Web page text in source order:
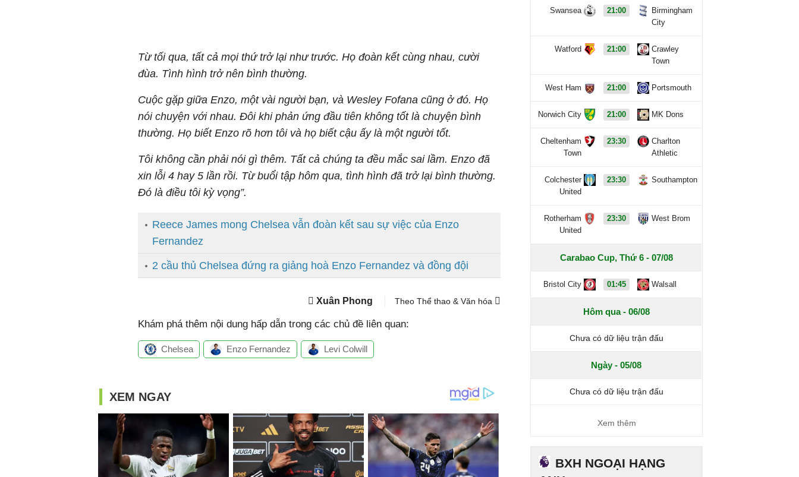
Từ tối qua, tất cả mọi thứ trở lại như trước. Họ đoàn kết cùng nhau, cười
đùa. Tình hình trở nên bình thường.
Cuộc gặp giữa Enzo, một vài người bạn, và Wesley Fofana cũng ở đó. Họ
nói chuyện với nhau. Đôi khi phản ứng đầu tiên không tốt là chuyện bình
thường. Họ biết Enzo rõ hơn tôi và họ biết cậu ấy là một người tốt.
Tôi không cần phải nói gì thêm. Tất cả chúng ta đều mắc sai lầm. Enzo đã
xin lỗi 4 hay 5 lần rồi. Từ buổi tập hôm qua, tình hình đã trở lại bình thường.
Đó là điều tôi kỳ vọng”.
Reece James mong Chelsea vẫn đoàn kết sau sự việc của Enzo
Fernandez
2 cầu thủ Chelsea đứng ra giảng hoà Enzo Fernandez và đồng đội
Xuân Phong Theo Thể thao & Văn hóa
Khám phá thêm nội dung hấp dẫn trong các chủ đề liên quan:
Chelsea Enzo Fernandez Levi Colwill
Swansea 21:00
Birmingham
City
Watford 21:00
Crawley
Town
West Ham 21:00 Portsmouth
Norwich City 21:00 MK Dons
Cheltenham
Town
23:30
Charlton
Athletic
Colchester
United
23:30 Southampton
Rotherham
United
23:30 West Brom
Carabao Cup, Thứ 6 - 07/08
Bristol City 01:45 Walsall
Hôm qua - 06/08
Chưa có dữ liệu trận đấu
Ngày - 05/08
Chưa có dữ liệu trận đấu
Xem thêm
BXH NGOẠI HẠNG